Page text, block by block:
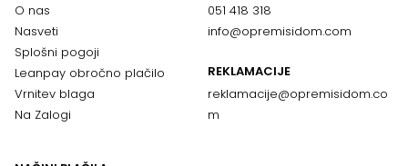
O nas
Nasveti
Splošni pogoji
Leanpay obročno plačilo
Vrnitev blaga
Na Zalogi
051 418 318
info@opremisidom.com
REKLAMACIJE
reklamacije@opremisidom.co
m